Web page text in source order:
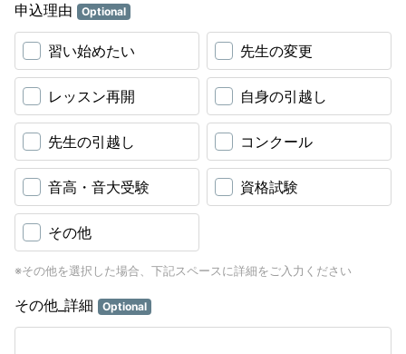
申込理由 Optional
習い始めたい 先生の変更
レッスン再開 自身の引越し
先生の引越し コンクール
音高・音大受験 資格試験
その他
※その他を選択した場合、下記スペースに詳細をご入力ください
その他_詳細 Optional